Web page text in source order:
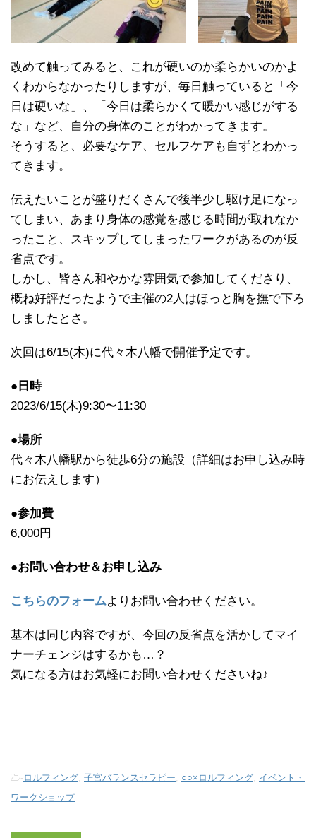
改めて触ってみると、これが硬いのか柔らかいのかよ
くわからなかったりしますが、毎日触っていると「今
日は硬いな」、「今日は柔らかくて暖かい感じがする
な」など、自分の身体のことがわかってきます。
そうすると、必要なケア、セルフケアも自ずとわかっ
てきます。
伝えたいことが盛りだくさんで後半少し駆け足になっ
てしまい、あまり身体の感覚を感じる時間が取れなか
ったこと、スキップしてしまったワークがあるのが反
省点です。
しかし、皆さん和やかな雰囲気で参加してくださり、
概ね好評だったようで主催の2人はほっと胸を撫で下ろ
しましたとさ。
次回は6/15(木)に代々木八幡で開催予定です。
●日時
2023/6/15(木)9:30〜11:30
●場所
代々木八幡駅から徒歩6分の施設（詳細はお申し込み時
にお伝えします）
●参加費
6,000円
●お問い合わせ＆お申し込み
こちらのフォームよりお問い合わせください。
基本は同じ内容ですが、今回の反省点を活かしてマイ
ナーチェンジはするかも…？
気になる方はお気軽にお問い合わせくださいね♪
-ロルフィング 子宮バランスセラピー ○○×ロルフィング イベント・
ワークショップ